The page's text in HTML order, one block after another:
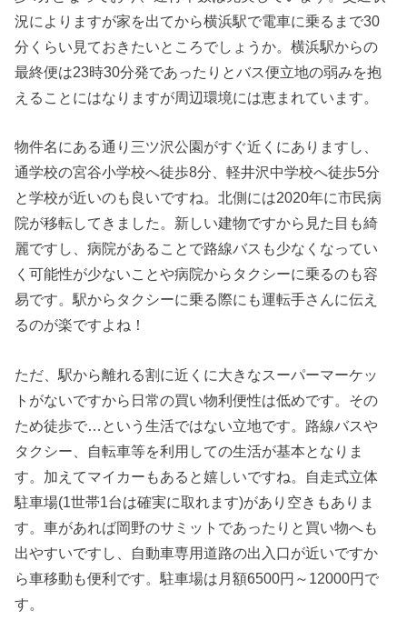
況によりますが家を出てから横浜駅で電車に乗るまで30
分くらい見ておきたいところでしょうか。横浜駅からの
最終便は23時30分発であったりとバス便立地の弱みを抱
えることにはなりますが周辺環境には恵まれています。
物件名にある通り三ツ沢公園がすぐ近くにありますし、
通学校の宮谷小学校へ徒歩8分、軽井沢中学校へ徒歩5分
と学校が近いのも良いですね。北側には2020年に市民病
院が移転してきました。新しい建物ですから見た目も綺
麗ですし、病院があることで路線バスも少なくなってい
く可能性が少ないことや病院からタクシーに乗るのも容
易です。駅からタクシーに乗る際にも運転手さんに伝え
るのが楽ですよね！
ただ、駅から離れる割に近くに大きなスーパーマーケッ
トがないですから日常の買い物利便性は低めです。その
ため徒歩で…という生活ではない立地です。路線バスや
タクシー、自転車等を利用しての生活が基本となりま
す。加えてマイカーもあると嬉しいですね。自走式立体
駐車場(1世帯1台は確実に取れます)があり空きもありま
す。車があれば岡野のサミットであったりと買い物へも
出やすいですし、自動車専用道路の出入口が近いですか
ら車移動も便利です。駐車場は月額6500円～12000円で
す。